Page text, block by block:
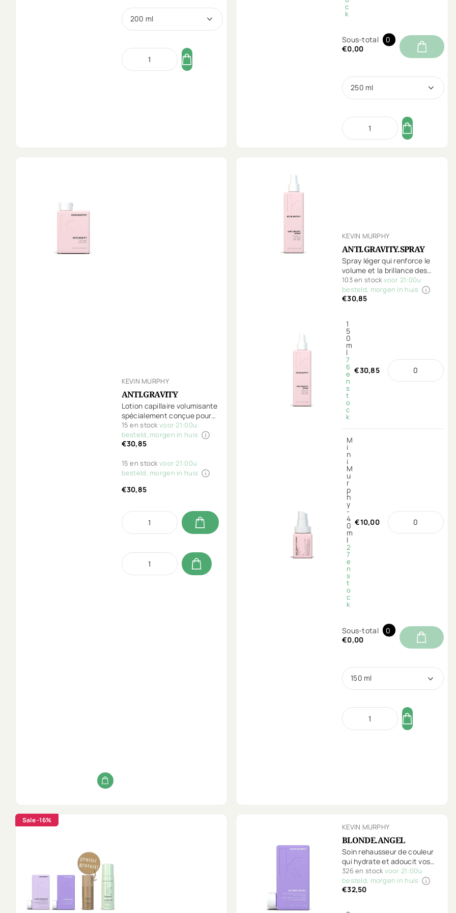
200 ml
c
k
Sous-total
0
€0,00
250 ml
KEVIN MURPHY
ANTI.GRAVITY
Lotion capillaire volumisante
spécialement conçue pour
les cheveux fins et ternes.
15 en stockvoor 21:00u
besteld, morgen in huis
€30,85
15 en stockvoor 21:00u
besteld, morgen in huis
€30,85
KEVIN MURPHY
ANTI.GRAVITY.SPRAY
Spray léger qui renforce le
volume et la brillance des
cheveux.
103 en stockvoor 21:00u
besteld, morgen in huis
€30,85
1
5
0
m
l
7
6
e
n
s
t
o
c
k
€30,85
M
i
n
i
M
u
r
p
h
y
-
4
0
m
l
2
7
e
n
s
t
o
c
k
€10,00
Sous-total
0
€0,00
150 ml
Sale-16%
KEVIN MURPHY
BLONDE.ANGEL
Soin rehausseur de couleur
qui hydrate et adoucit vos
cheveux méchés, blonds
et/ou gris.
326 en stock voor 21:00u
besteld, morgen in huis
€32,50